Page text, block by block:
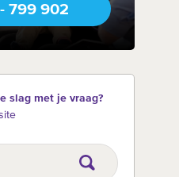
799 902
slag met je vraag?